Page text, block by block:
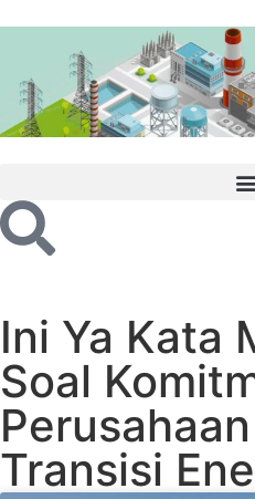
Ini Ya Kata
Soal
Transisi